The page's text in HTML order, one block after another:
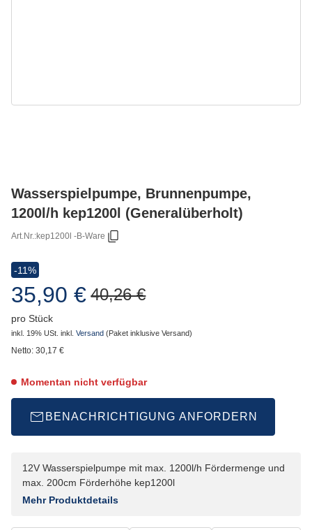
Wasserspielpumpe, Brunnenpumpe,
1200l/h kep1200l (Generalüberholt)
Art.Nr.:kep1200l -B-Ware
-11%
35,90 € 40,26 €
pro Stück
inkl. 19% USt. inkl. Versand (Paket inklusive Versand)
Netto: 30,17 €
Momentan nicht verfügbar
BENACHRICHTIGUNG ANFORDERN
12V Wasserspielpumpe mit max. 1200l/h Fördermenge und
max. 200cm Förderhöhe kep1200l
Mehr Produktdetails